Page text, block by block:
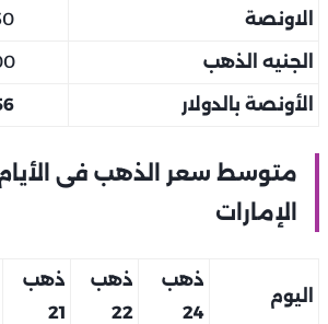
الاونصة
الجنيه الذهب
الأونصة بالدولار
متوسط سعر الذهب فى
الإمارات
اليوم
ذهب
24
ذهب
22
ذهب
21